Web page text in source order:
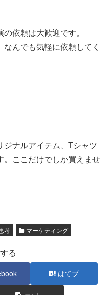
依頼は大歓迎です。
んでも気軽に依頼してく
ジナルアイテム、Tシャツ
。ここだけでしか買えませ
考 マーケティング
る
はてブ